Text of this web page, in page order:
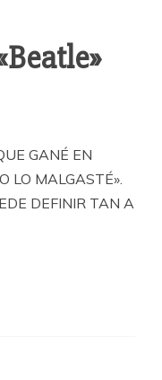
GANÉ EN
LO MALGASTÉ».
DEFINIR TAN A